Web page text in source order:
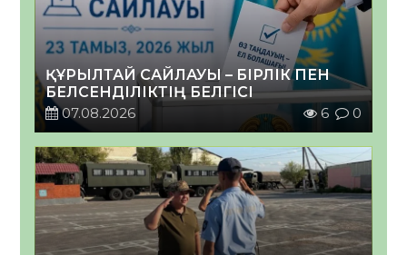
ҚҰРЫЛТАЙ САЙЛАУЫ – БІРЛІК ПЕН
БЕЛСЕНДІЛІКТІҢ БЕЛГІСІ
07.08.2026
6 0